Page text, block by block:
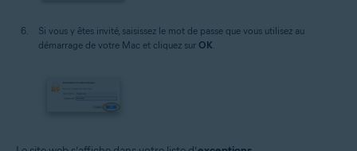
Si vous y êtes invité, saisissez le mot de passe que vous utilisez au
démarrage de votre Mac et cliquez sur OK